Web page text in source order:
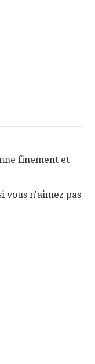
finement et
vous n'aimez pas